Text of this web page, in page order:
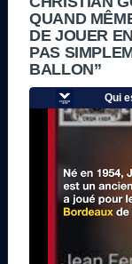
QUAND
DE JOUER
PAS
BALLON”